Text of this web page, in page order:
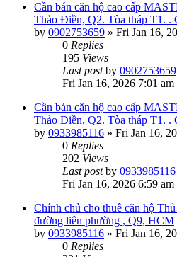
Cần bán căn hộ cao cấp
Thảo Điền, Q2. Tòa tháp T1. .
by 0902753659 » Fri Jan 16,
0 Replies
195 Views
Last postby 0902753659
Fri Jan 16, 2026 7:01 am
Cần bán căn hộ cao cấp
Thảo Điền, Q2. Tòa tháp T1. .
by 0933985116 » Fri Jan 16,
0 Replies
202 Views
Last postby 0933985116
Fri Jan 16, 2026 6:59 am
Chính chủ cho thuê căn hộ
đường liên phường , Q9, HCM
by 0933985116 » Fri Jan 16,
0 Replies